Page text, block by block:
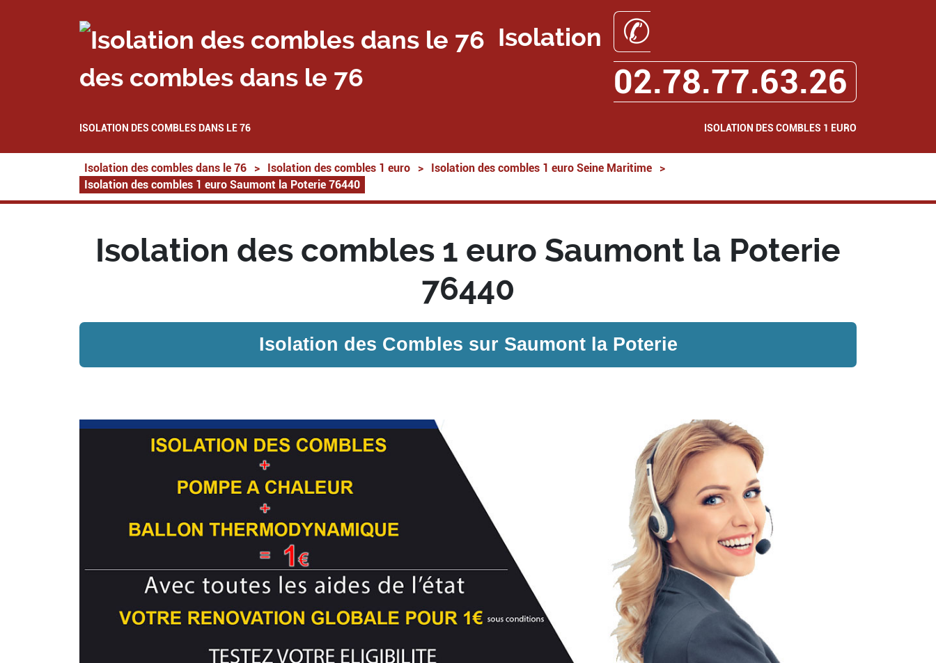
Isolation
des combles dans le 76
✆
02.78.77.63.26
ISOLATION DES COMBLES DANS LE 76 ISOLATION DES COMBLES 1 EURO
Isolation des combles dans le 76 > Isolation des combles 1 euro > Isolation des combles 1 euro Seine Maritime
>
Isolation des combles 1 euro Saumont la Poterie 76440
Isolation des combles 1 euro Saumont la Poterie
76440
Isolation des Combles sur Saumont la Poterie